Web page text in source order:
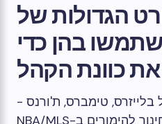
הגדולות של
בהן כדי
כוונת הקהל
טימברס, ת'ורנס -
בנו תוכן הדרכה סביב חינוך להימורים ב-NBA/MLS